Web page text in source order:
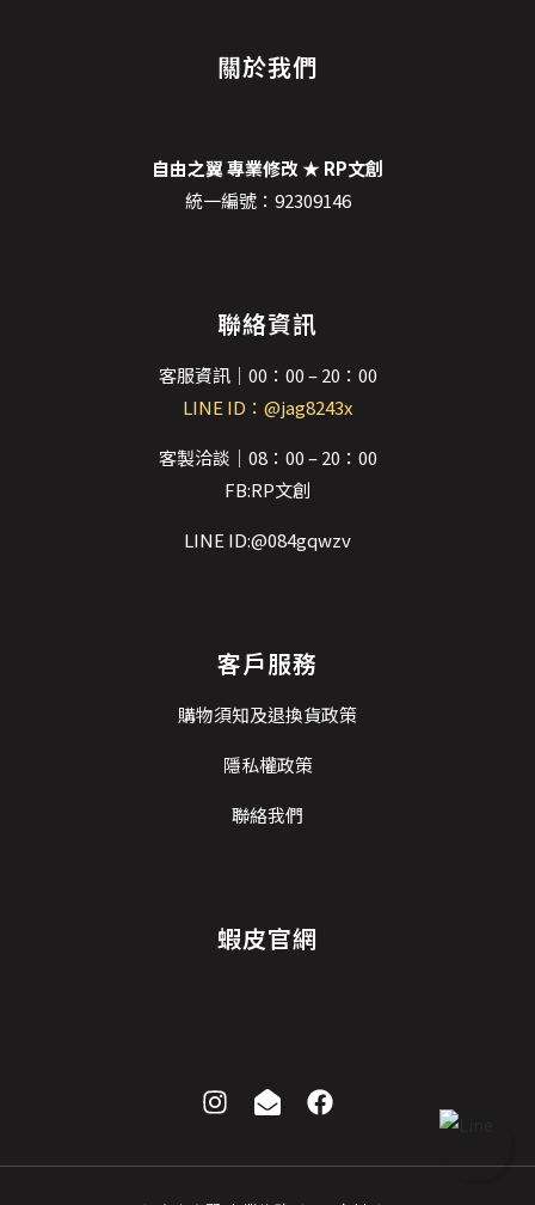
關於我們
自由之翼 專業修改 ★ RP文創
統一編號：92309146
聯絡資訊
客服資訊｜00：00 – 20：00
LINE ID：@jag8243x
客製洽談｜08：00 – 20：00
FB:RP文創
LINE ID:@084gqwzv
客戶服務
購物須知及退換貨政策
隱私權政策
聯絡我們
蝦皮官網